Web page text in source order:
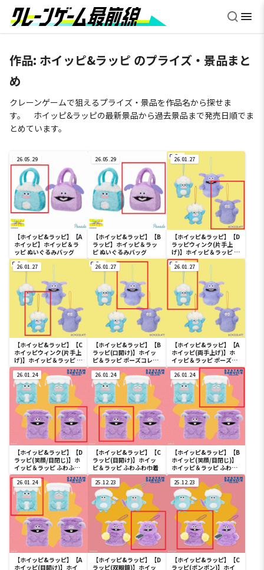
作品: ホイッピ&ラッピ のプライズ・景品まと
め
クレーンゲームで狙えるプライズ・景品を作品名から探せま
す。 ホイッピ&ラッピの最新景品から過去景品まで発売日順でま
とめています。
26.05.29
【ホイッピ&ラッピ】【A
ホイッピ】ホイッピ＆ラ
ッピ ぬいぐるみバッグ
26.05.29
【ホイッピ&ラッピ】【B
ラッピ】ホイッピ＆ラッ
ピ ぬいぐるみバッグ
26.01.27
【ホイッピ&ラッピ】【D
ラッピウィンク(片手上
げ)】ホイッピ＆ラッピ ポ
ーズコレクション①
26.01.27
【ホイッピ&ラッピ】【C
ホイッピウィンク(片手上
げ)】ホイッピ＆ラッピ ポ
ーズコレクション①
26.01.27
【ホイッピ&ラッピ】【B
ラッピ(口開け)】ホイッ
ピ＆ラッピ ポーズコレク
ション①
26.01.27
【ホイッピ&ラッピ】【A
ホイッピ(両手上げ)】ホ
イッピ＆ラッピ ポーズコ
レクション①
26.01.24
【ホイッピ&ラッピ】【D
ラッピ(笑顔/目閉じ)】ホ
イッピ＆ラッピ ふわふわ
巾着
26.01.24
【ホイッピ&ラッピ】【C
ラッピ(目開け)】ホイッ
ピ＆ラッピ ふわふわ巾着
26.01.24
【ホイッピ&ラッピ】【B
ホイッピ(笑顔/目閉じ)】
ホイッピ＆ラッピ ふわふ
わ巾着
26.01.24
【ホイッピ&ラッピ】【A
ホイッピ(目開け)】ホイ
25.12.23
【ホイッピ&ラッピ】【D
ラッピ(双眼鏡)】ホイッ
25.12.23
【ホイッピ&ラッピ】【C
ラッピ(ポンポン)】ホイ